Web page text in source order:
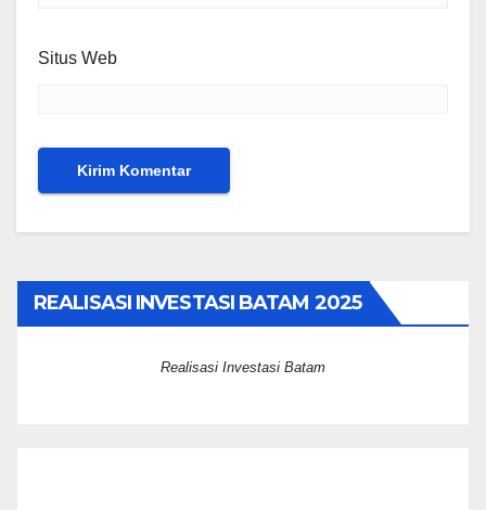
Situs Web
REALISASI INVESTASI BATAM 2025
Realisasi Investasi Batam